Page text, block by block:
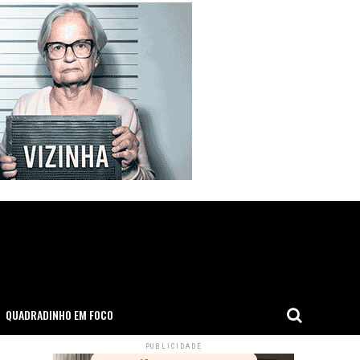
QUADRADINHO EM FOCO
PUBLICIDADE